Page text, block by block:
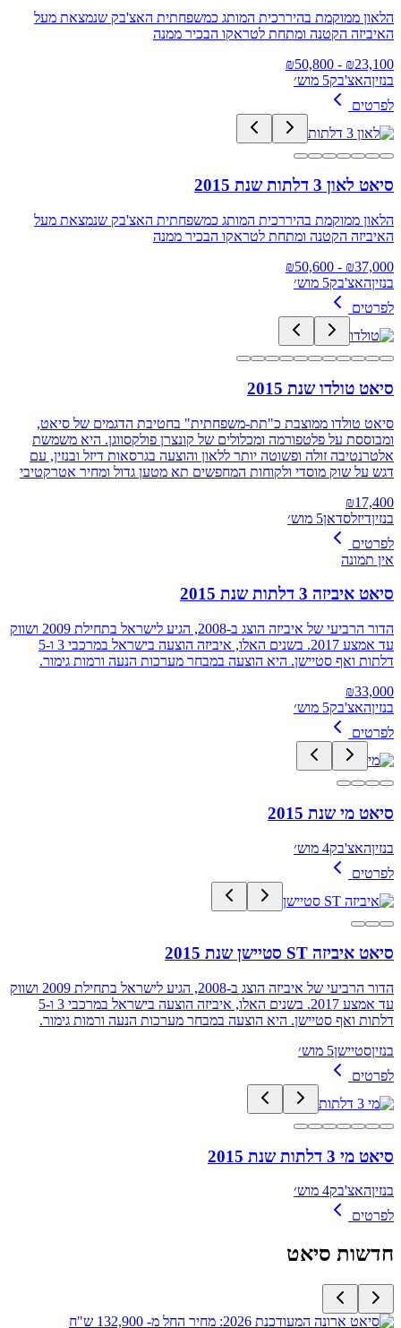
הלאון ממוקמת בהיררכית המותג כמשפחתית האצ'בק שנמצאת מעל
האיביזה הקטנה ומתחת לטראקו הבכיר ממנה
₪23,100
- ₪
50,800
בנזיןהאצ'בק5 מוש׳
לפרטים
סיאט לאון 3 דלתות שנת 2015
הלאון ממוקמת בהיררכית המותג כמשפחתית האצ'בק שנמצאת מעל
האיביזה הקטנה ומתחת לטראקו הבכיר ממנה
₪37,000
- ₪
50,600
בנזיןהאצ'בק5 מוש׳
לפרטים
סיאט טולדו שנת 2015
סיאט טולדו ממוצבת כ"תת‑משפחתית" בחטיבת הדגמים של סיאט,
ומבוססת על פלטפורמה ומכלולים של קונצרן פולקסווגן. היא משמשת
אלטרנטיבה זולה ופשוטה יותר ללאון והוצעה בגרסאות דיזל ובנזין, עם
דגש על שוק מוסדי ולקוחות המחפשים תא מטען גדול ומחיר אטרקטיבי
₪17,400
בנזיןדיזלסדאן5 מוש׳
לפרטים
אין תמונה
סיאט איביזה 3 דלתות שנת 2015
הדור הרביעי של איביזה הוצג ב-2008, הגיע לישראל בתחילת 2009 ושווק
עד אמצע 2017. בשנים האלו, איביזה הוצעה בישראל במרכבי 3 ו-5
דלתות ואף סטיישן. היא הוצעה במבחר מערכות הנעה ורמות גימור.
₪33,000
בנזיןהאצ'בק5 מוש׳
לפרטים
סיאט מי שנת 2015
בנזיןהאצ'בק4 מוש׳
לפרטים
סיאט איביזה ST סטיישן שנת 2015
הדור הרביעי של איביזה הוצג ב-2008, הגיע לישראל בתחילת 2009 ושווק
עד אמצע 2017. בשנים האלו, איביזה הוצעה בישראל במרכבי 3 ו-5
דלתות ואף סטיישן. היא הוצעה במבחר מערכות הנעה ורמות גימור.
בנזיןסטיישן5 מוש׳
לפרטים
סיאט מי 3 דלתות שנת 2015
בנזיןהאצ'בק4 מוש׳
לפרטים
חדשות סיאט